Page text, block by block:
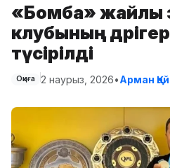
«Бомба» жайлы
клубының
түсірілді
Оқиға 2 наурыз, 2026•Арман